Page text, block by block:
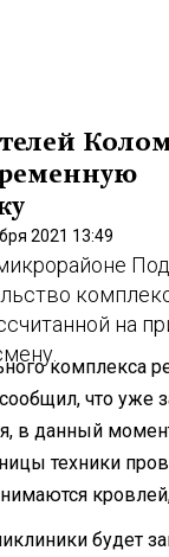
2021 13:49
на
комплекса
что уже
в данный
техники
будет